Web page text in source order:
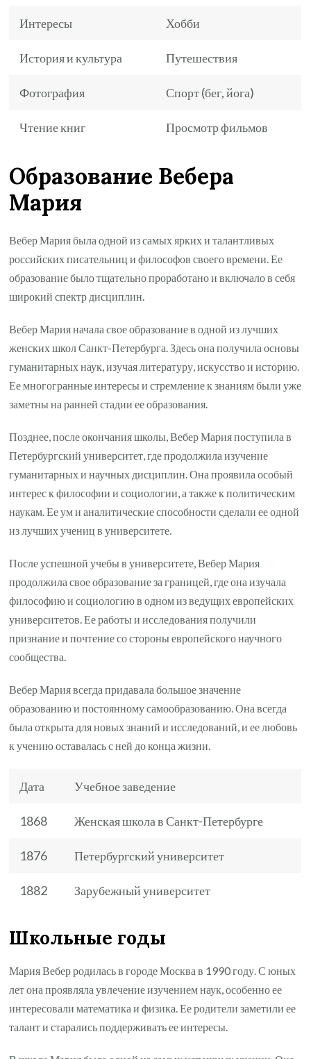
Интересы Хобби
История и культура Путешествия
Фотография Спорт (бег, йога)
Чтение книг Просмотр фильмов
Образование Вебера
Мария
Вебер Мария была одной из самых ярких и талантливых
российских писательниц и философов своего времени. Ее
образование было тщательно проработано и включало в себя
широкий спектр дисциплин.
Вебер Мария начала свое образование в одной из лучших
женских школ Санкт-Петербурга. Здесь она получила основы
гуманитарных наук, изучая литературу, искусство и историю.
Ее многогранные интересы и стремление к знаниям были уже
заметны на ранней стадии ее образования.
Позднее, после окончания школы, Вебер Мария поступила в
Петербургский университет, где продолжила изучение
гуманитарных и научных дисциплин. Она проявила особый
интерес к философии и социологии, а также к политическим
наукам. Ее ум и аналитические способности сделали ее одной
из лучших учениц в университете.
После успешной учебы в университете, Вебер Мария
продолжила свое образование за границей, где она изучала
философию и социологию в одном из ведущих европейских
университетов. Ее работы и исследования получили
признание и почтение со стороны европейского научного
сообщества.
Вебер Мария всегда придавала большое значение
образованию и постоянному самообразованию. Она всегда
была открыта для новых знаний и исследований, и ее любовь
к учению оставалась с ней до конца жизни.
Дата Учебное заведение
1868 Женская школа в Санкт-Петербурге
1876 Петербургский университет
1882 Зарубежный университет
Школьные годы
Мария Вебер родилась в городе Москва в 1990 году. С юных
лет она проявляла увлечение изучением наук, особенно ее
интересовали математика и физика. Ее родители заметили ее
талант и старались поддерживать ее интересы.